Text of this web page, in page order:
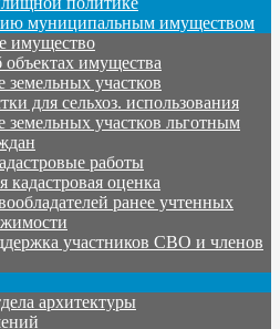
муниципальным имуществом
имущество
имущества
земельных участков
для сельхоз. использования
земельных участков льготным
работы
кадастровая оценка
ранее учтенных
участников СВО и членов
архитектуры